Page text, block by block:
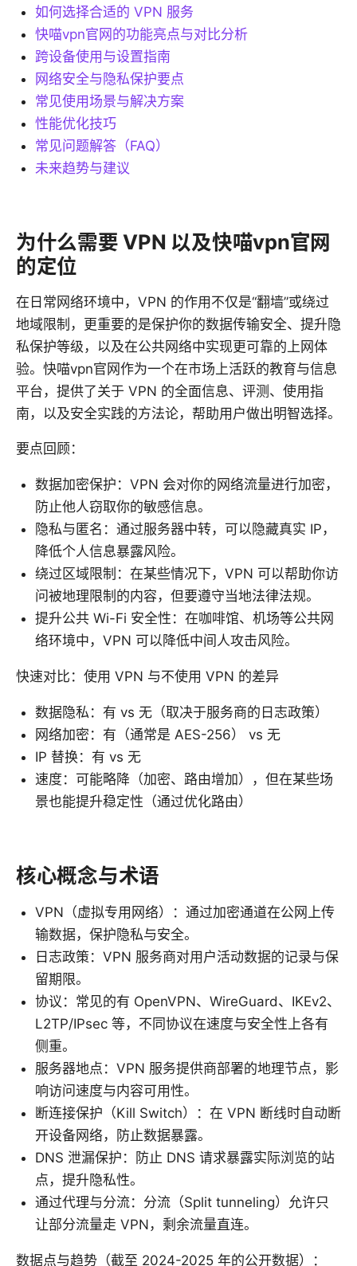
如何选择合适的 VPN 服务
快喵vpn官网的功能亮点与对比分析
跨设备使用与设置指南
网络安全与隐私保护要点
常见使用场景与解决方案
性能优化技巧
常见问题解答（FAQ）
未来趋势与建议
为什么需要 VPN 以及快喵vpn官网
的定位
在日常网络环境中，VPN 的作用不仅是“翻墙”或绕过
地域限制，更重要的是保护你的数据传输安全、提升隐
私保护等级，以及在公共网络中实现更可靠的上网体
验。快喵vpn官网作为一个在市场上活跃的教育与信息
平台，提供了关于 VPN 的全面信息、评测、使用指
南，以及安全实践的方法论，帮助用户做出明智选择。
要点回顾：
数据加密保护：VPN 会对你的网络流量进行加密，
防止他人窃取你的敏感信息。
隐私与匿名：通过服务器中转，可以隐藏真实 IP，
降低个人信息暴露风险。
绕过区域限制：在某些情况下，VPN 可以帮助你访
问被地理限制的内容，但要遵守当地法律法规。
提升公共 Wi-Fi 安全性：在咖啡馆、机场等公共网
络环境中，VPN 可以降低中间人攻击风险。
快速对比：使用 VPN 与不使用 VPN 的差异
数据隐私：有 vs 无（取决于服务商的日志政策）
网络加密：有（通常是 AES-256） vs 无
IP 替换：有 vs 无
速度：可能略降（加密、路由增加），但在某些场
景也能提升稳定性（通过优化路由）
核心概念与术语
VPN（虚拟专用网络）：通过加密通道在公网上传
输数据，保护隐私与安全。
日志政策：VPN 服务商对用户活动数据的记录与保
留期限。
协议：常见的有 OpenVPN、WireGuard、IKEv2、
L2TP/IPsec 等，不同协议在速度与安全性上各有
侧重。
服务器地点：VPN 服务提供商部署的地理节点，影
响访问速度与内容可用性。
断连接保护（Kill Switch）：在 VPN 断线时自动断
开设备网络，防止数据暴露。
DNS 泄漏保护：防止 DNS 请求暴露实际浏览的站
点，提升隐私性。
通过代理与分流：分流（Split tunneling）允许只
让部分流量走 VPN，剩余流量直连。
数据点与趋势（截至 2024-2025 年的公开数据）：